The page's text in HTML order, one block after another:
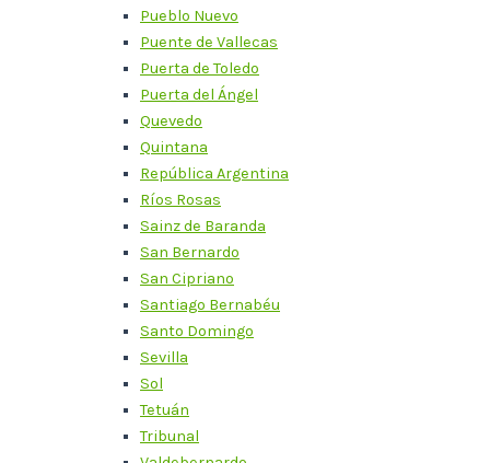
Pueblo Nuevo
Puente de Vallecas
Puerta de Toledo
Puerta del Ángel
Quevedo
Quintana
República Argentina
Ríos Rosas
Sainz de Baranda
San Bernardo
San Cipriano
Santiago Bernabéu
Santo Domingo
Sevilla
Sol
Tetuán
Tribunal